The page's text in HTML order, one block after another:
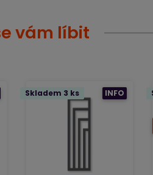
vám líbit
Skladem 3 ks INFO